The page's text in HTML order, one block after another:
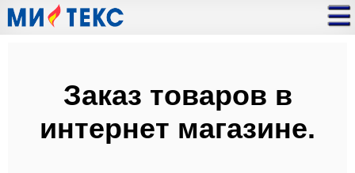
Заказ товаров в
интернет магазине.